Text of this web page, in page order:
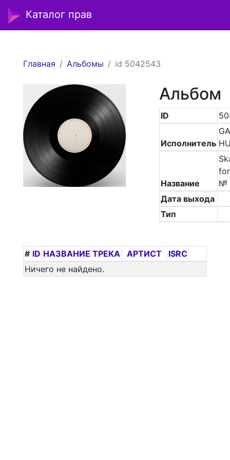
Каталог прав
Главная Альбомы id 5042543
Альбом
ID
Исполнитель
Название
№
Дата выхода
Тип
# ID НАЗВАНИЕ ТРЕКА АРТИСТ
ISRC
Ничего не найдено.